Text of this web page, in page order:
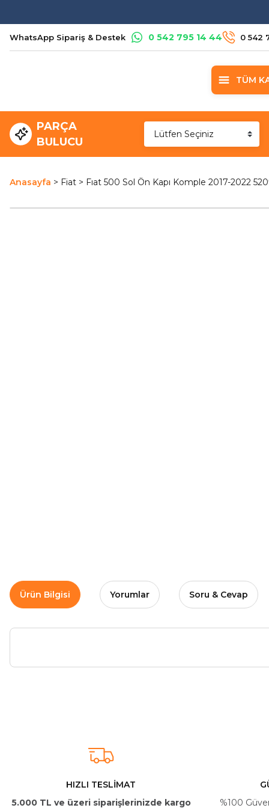
WhatsApp Sipariş & Destek 0 542 795 14 44 0 542
TÜM
PARÇA
BULUCU
Anasayfa Fiat Fıat 500 Sol Ön Kapı Komple 2017-2022
Ürün Bilgisi Yorumlar Soru & Cevap
T... Ç... | 15/01/2026HIZLI TESLİMAT
5.000 TL ve üzeri siparişlerinizde kargo
%100